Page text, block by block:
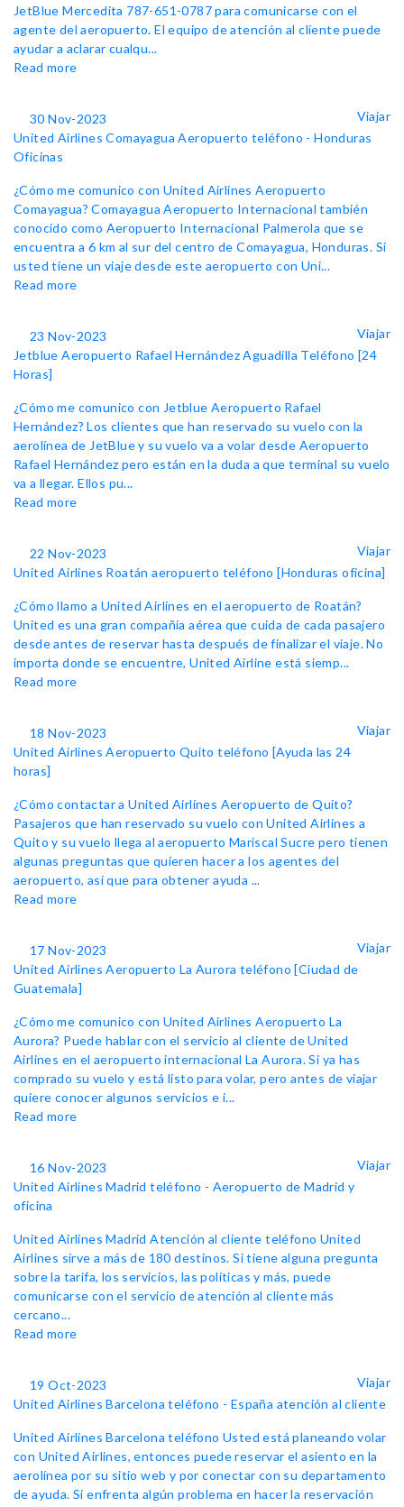
JetBlue Mercedita 787-651-0787 para comunicarse con el
agente del aeropuerto. El equipo de atención al cliente puede
ayudar a aclarar cualqu...
Read more
30 Nov-2023
Viajar
United Airlines Comayagua Aeropuerto teléfono - Honduras
Oficinas
¿Cómo me comunico con United Airlines Aeropuerto
Comayagua? Comayagua Aeropuerto Internacional también
conocido como Aeropuerto Internacional Palmerola que se
encuentra a 6 km al sur del centro de Comayagua, Honduras. Si
usted tiene un viaje desde este aeropuerto con Uni...
Read more
23 Nov-2023
Viajar
Jetblue Aeropuerto Rafael Hernández Aguadilla Teléfono [24
Horas]
¿Cómo me comunico con Jetblue Aeropuerto Rafael
Hernández? Los clientes que han reservado su vuelo con la
aerolínea de JetBlue y su vuelo va a volar desde Aeropuerto
Rafael Hernández pero están en la duda a que terminal su vuelo
va a llegar. Ellos pu...
Read more
22 Nov-2023
Viajar
United Airlines Roatán aeropuerto teléfono [Honduras oficina]
¿Cómo llamo a United Airlines en el aeropuerto de Roatán?
United es una gran compañía aérea que cuida de cada pasajero
desde antes de reservar hasta después de finalizar el viaje. No
importa donde se encuentre, United Airline está siemp...
Read more
18 Nov-2023
Viajar
United Airlines Aeropuerto Quito teléfono [Ayuda las 24
horas]
¿Cómo contactar a United Airlines Aeropuerto de Quito?
Pasajeros que han reservado su vuelo con United Airlines a
Quito y su vuelo llega al aeropuerto Mariscal Sucre pero tienen
algunas preguntas que quieren hacer a los agentes del
aeropuerto, así que para obtener ayuda ...
Read more
17 Nov-2023
Viajar
United Airlines Aeropuerto La Aurora teléfono [Ciudad de
Guatemala]
¿Cómo me comunico con United Airlines Aeropuerto La
Aurora? Puede hablar con el servicio al cliente de United
Airlines en el aeropuerto internacional La Aurora. Si ya has
comprado su vuelo y está listo para volar, pero antes de viajar
quiere conocer algunos servicios e i...
Read more
16 Nov-2023
Viajar
United Airlines Madrid teléfono - Aeropuerto de Madrid y
oficina
United Airlines Madrid Atención al cliente teléfono United
Airlines sirve a más de 180 destinos. Si tiene alguna pregunta
sobre la tarifa, los servicios, las políticas y más, puede
comunicarse con el servicio de atención al cliente más
cercano...
Read more
19 Oct-2023
Viajar
United Airlines Barcelona teléfono - España atención al cliente
United Airlines Barcelona teléfono Usted está planeando volar
con United Airlines, entonces puede reservar el asiento en la
aerolínea por su sitio web y por conectar con su departamento
de ayuda. Si enfrenta algún problema en hacer la reservación